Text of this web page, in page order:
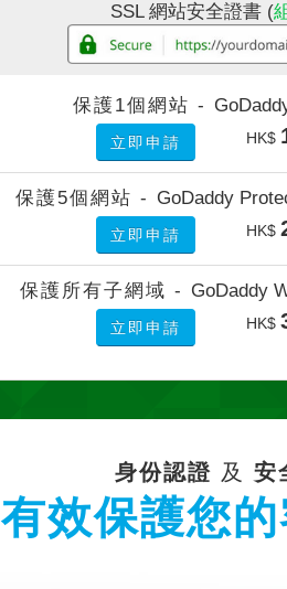
SSL 網站安全證書 (
保護1個網站 -
立即申請 HK$
保護5個網站 - GoDaddy
立即申請 HK$
保護所有子網域 - GoDaddy
立即申請 HK$
身份認證 及 安
有效保護您